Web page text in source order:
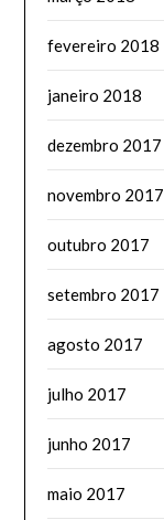
fevereiro 2018
janeiro 2018
dezembro 2017
novembro 2017
outubro 2017
setembro 2017
agosto 2017
julho 2017
junho 2017
maio 2017